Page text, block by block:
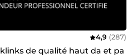
4,9 (287)
de qualité haut da et pa